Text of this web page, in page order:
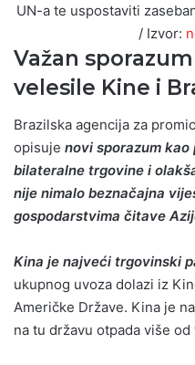
UN-a te uspostaviti
/ Izvor:
Važan
velesile Kine i
Brazilska agencija za
opisuje novi sporazum kao
bilateralne trgovine i
nije nimalo beznačajna
gospodarstvima čitave
Kina je najveći trgovinski
ukupnog uvoza dolazi iz
Američke Države. Kina je
na tu državu otpada više